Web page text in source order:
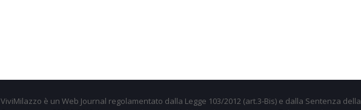
ViviMilazzo è un Web Journal regolamentato dalla Legge 103/2012 (art.3-Bis) e dalla Sentenza della